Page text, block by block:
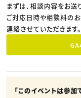
まずは、相談内容をお送
ご対応日時や相談料の
連絡させていただきます。
「このイベントは参